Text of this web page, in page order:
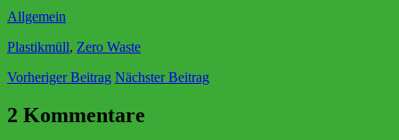
Allgemein
Plastikmüll, Zero Waste
Vorheriger Beitrag Nächster Beitrag
2 Kommentare